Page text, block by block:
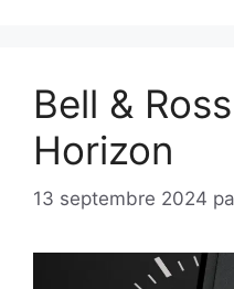
Bell &
Horizon
13 septembre 2024